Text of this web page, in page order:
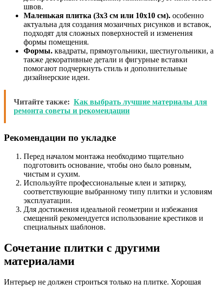
швов.
Маленькая плитка (3х3 см или 10х10 см). особенно
актуальна для создания мозаичных рисунков и вставок,
подходят для сложных поверхностей и изменения
формы помещения.
Формы. квадраты, прямоугольники, шестиугольники, а
также декоративные детали и фигурные вставки
помогают подчеркнуть стиль и дополнительные
дизайнерские идеи.
Читайте также: Как выбрать лучшие материалы для
ремонта советы и рекомендации
Рекомендации по укладке
Перед началом монтажа необходимо тщательно
подготовить основание, чтобы оно было ровным,
чистым и сухим.
Используйте профессиональные клеи и затирку,
соответствующие выбранному типу плитки и условиям
эксплуатации.
Для достижения идеальной геометрии и избежания
смещений рекомендуется использование крестиков и
специальных шаблонов.
Сочетание плитки с другими
материалами
Интерьер не должен строиться только на плитке. Хорошая